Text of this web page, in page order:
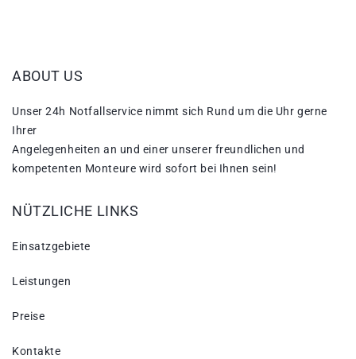
ABOUT US
Unser 24h Notfallservice nimmt sich Rund um die Uhr gerne
Ihrer
Angelegenheiten an und einer unserer freundlichen und
kompetenten Monteure wird sofort bei Ihnen sein!
NÜTZLICHE LINKS
Einsatzgebiete
Leistungen
Preise
Kontakte